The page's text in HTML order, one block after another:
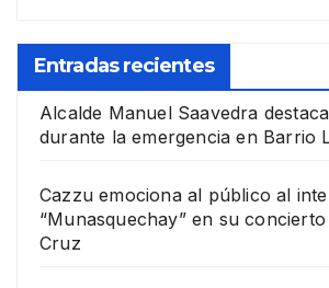
Entradas recientes
Alcalde Manuel Saavedra
durante la emergencia en Barrio
Cazzu emociona al público al
“Munasquechay” en su
Cruz